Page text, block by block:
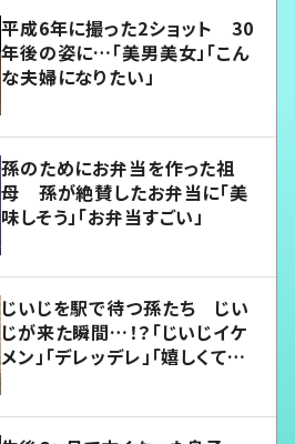
平成6年に撮った2ショット 30
年後の姿に…「美男美女」「こん
な夫婦になりたい」
孫のためにお弁当を作った祖
母 孫が絶賛したお弁当に「美
味しそう」「お弁当すごい」
じいじを駅で待つ孫たち じい
じが来た瞬間…！？「じいじイケ
メン」「デレッデレ」「嬉しくて可